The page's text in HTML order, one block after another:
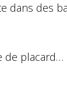
dans des
de placard…